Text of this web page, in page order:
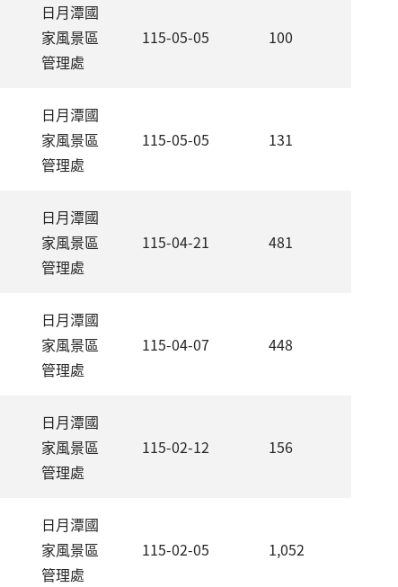
日月潭國
家風景區
管理處
115-05-05 100
日月潭國
家風景區
管理處
115-05-05 131
日月潭國
家風景區
管理處
115-04-21 481
日月潭國
家風景區
管理處
115-04-07 448
日月潭國
家風景區
管理處
115-02-12 156
日月潭國
家風景區
管理處
115-02-05 1,052